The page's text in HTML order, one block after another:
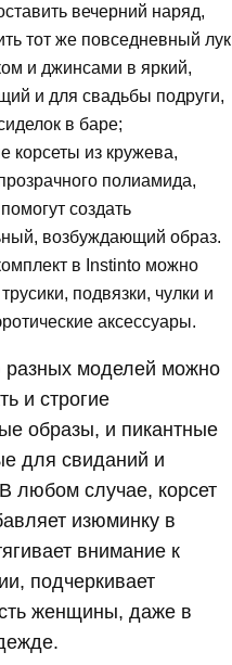
вечерний наряд,
тот же повседневный лук
и джинсами в яркий,
и для свадьбы подруги,
в баре;
корсеты из кружева,
полиамида,
создать
возбуждающий образ.
в Instinto можно
подвязки, чулки и
аксессуары.
моделей можно
и строгие
образы, и пикантные
для свиданий и
любом случае, корсет
изюминку в
внимание к
подчеркивает
женщины, даже в